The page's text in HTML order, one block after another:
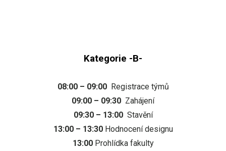
Kategorie -B-
08:00 – 09:00Registrace týmů
09:00 – 09:30 Zahájení
09:30 – 13:00 Stavění
13:00 – 13:30Hodnocení designu
13:00 Prohlídka fakulty